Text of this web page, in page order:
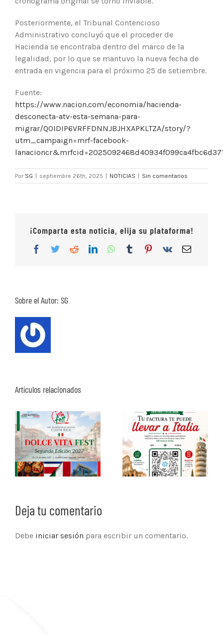
Posteriormente, el Tribunal Contencioso
Administrativo concluyó que el proceder de
Hacienda se encontraba dentro del marco de la
legalidad, por lo que se mantuvo la nueva fecha de
entrada en vigencia para el próximo 25 de setiembre.
Fuente:
https://www.nacion.com/economia/hacienda-
desconecta-atv-esta-semana-para-
migrar/QOIDIP6VRFFDNNJBJHXAPKLTZA/story/?
utm_campaign=mrf-facebook-
Por SG | septiembre 26th, 2025 | NOTICIAS | Sin comentarios
¡Comparta esta noticia, elija su plataforma!
Facebook
TwitterRedditLinkedInWhatsApp
TumblrPinterest
Vk
Correo
Sobre el Autor: SG
Artículos relacionados
Deja tu comentario
Debe iniciar sesión para escribir un comentario.